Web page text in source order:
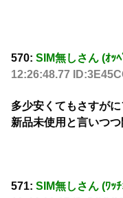
570: SIM無しさん (ｵｯ
12:26:48.77
多少安くてもさすが
新品未使用と言いつ
571: SIM無しさん (ﾜｯ